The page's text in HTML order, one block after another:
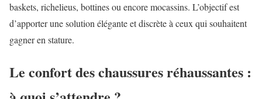
baskets, richelieus, bottines ou encore mocassins. L’objectif est
d’apporter une solution élégante et discrète à ceux qui souhaitent
gagner en stature.
Le confort des chaussures réhaussantes :